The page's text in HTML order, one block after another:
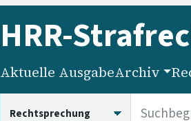
HRR-
Aktuelle AusgabeArchiv